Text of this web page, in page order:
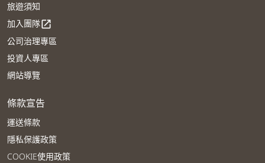
旅遊須知
加入團隊open_in_new
公司治理專區
投資人專區
網站導覽
條款宣告
運送條款
隱私保護政策
COOKIE使用政策